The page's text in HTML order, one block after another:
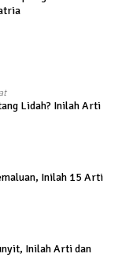
Lidah? Inilah Arti
Inilah 15 Arti
Inilah Arti dan